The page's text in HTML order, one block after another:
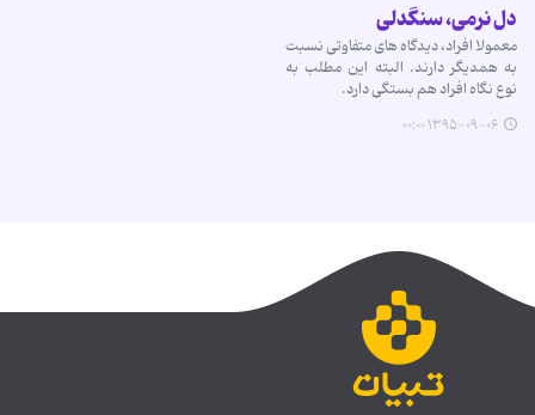
دل نرمی، سنگدلی
معمولا افراد، دیدگاه های متفاوتی نسبت
به همدیگر دارند. البته این مطلب به
نوع نگاه افراد هم بستگی دارد.
۱۳۹۵-۰۹-۰۶ ۰۰:۰۰